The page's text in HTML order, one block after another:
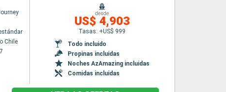
Chile
desde
US$ 4,903
Tasas: +US$ 999
Todo incluido
Propinas incluidas
Noches AzAmazing incluidas
Comidas incluidas